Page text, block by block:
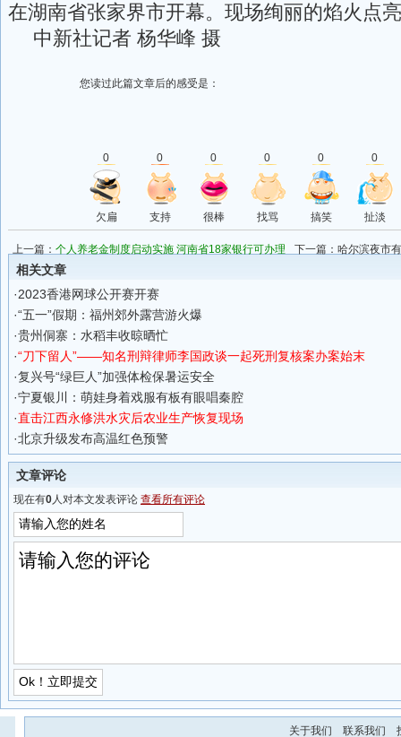
在湖南省张家界市开幕。现场绚丽的焰火点
中新社记者 杨华峰 摄
您读过此篇文章后的感受是：
0 0 0 0 0 0
欠扁 支持 很棒 找骂 搞笑 扯淡
上一篇： 个人养老金制度启动实施 河南省18家银行可办理 下一篇： 哈尔滨夜市
相关文章
·2023香港网球公开赛开赛
·“五一”假期：福州郊外露营游火爆
·贵州侗寨：水稻丰收晾晒忙
·“刀下留人”——知名刑辩律师李国政谈一起死刑复核案办案始末
·复兴号“绿巨人”加强体检保暑运安全
·宁夏银川：萌娃身着戏服有板有眼唱秦腔
·直击江西永修洪水灾后农业生产恢复现场
·北京升级发布高温红色预警
文章评论
现在有0人对本文发表评论 查看所有评论
关于我们 联系我们